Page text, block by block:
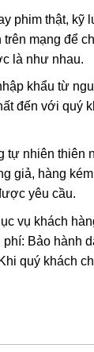
hết ,
có xu
hóa học
thử
dạng của
được sử
vật liệu tổng
phim thật,
mạng để
là như nhau.
khẩu từ
đến với quý
nhiên thiên
giả, hàng
yêu cầu.
vụ khách
Bảo hành
quý khách